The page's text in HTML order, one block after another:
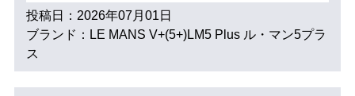
投稿日：2026年07月01日
ブランド：LE MANS V+(5+)LM5 Plus ル・マン5プラ
ス